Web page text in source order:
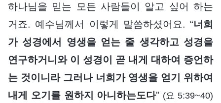
하나님을 믿는 모든 사람들이 알고 싶어 하는
거죠. 예수님께서 이렇게 말씀하셨어요. “너희
가 성경에서 영생을 얻는 줄 생각하고 성경을
연구하거니와 이 성경이 곧 내게 대하여 증언하
는 것이니라 그러나 너희가 영생을 얻기 위하여
내게 오기를 원하지 아니하는도다” (요 5:39~40)